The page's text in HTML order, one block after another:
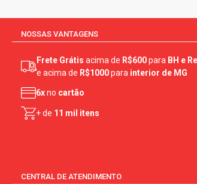
NOSSAS VANTAGENS
Frete Grátis acima de R$600para BH e
e acima de R$1000para interior de MG
6xno cartão
+ de 11 mil itens
CENTRAL DE ATENDIMENTO